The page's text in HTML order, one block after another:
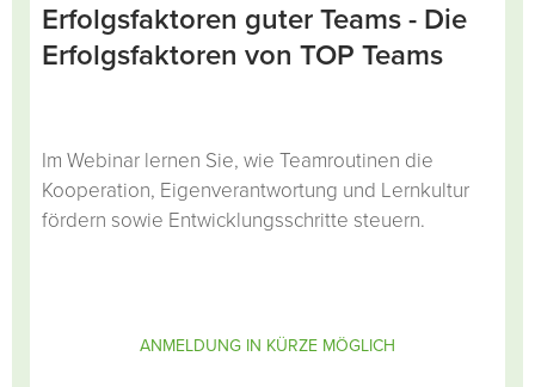
Erfolgsfaktoren guter Teams - Die
Erfolgsfaktoren von TOP Teams
Im Webinar lernen Sie, wie Teamroutinen die
Kooperation, Eigenverantwortung und Lernkultur
fördern sowie Entwicklungsschritte steuern.
ANMELDUNG IN KÜRZE MÖGLICH